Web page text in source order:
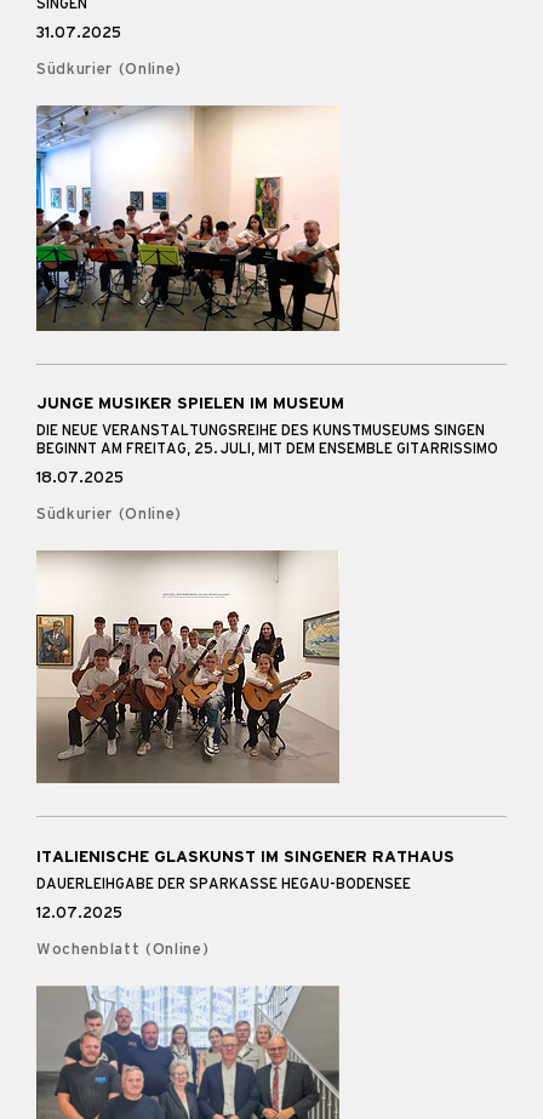
SINGEN
31.07.2025
Südkurier (Online)
JUNGE MUSIKER SPIELEN IM MUSEUM
DIE NEUE VERANSTALTUNGSREIHE DES KUNSTMUSEUMS SINGEN
BEGINNT AM FREITAG, 25. JULI, MIT DEM ENSEMBLE GITARRISSIMO
18.07.2025
Südkurier (Online)
ITALIENISCHE GLASKUNST IM SINGENER RATHAUS
DAUERLEIHGABE DER SPARKASSE HEGAU-BODENSEE
12.07.2025
Wochenblatt (Online)